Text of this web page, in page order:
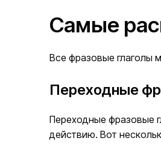
Самые
Все фразовые глаголы
Переходные
Переходные фразовые
действию. Вот